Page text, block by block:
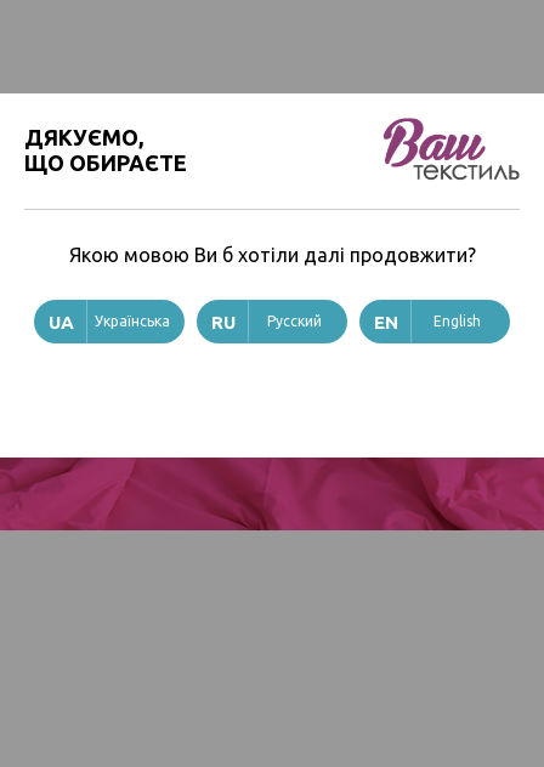
ДЯКУЄМО,
ЩО ОБИРАЄТЕ
Якою мовою Ви б хотіли далі продовжити?
Українська Русский English